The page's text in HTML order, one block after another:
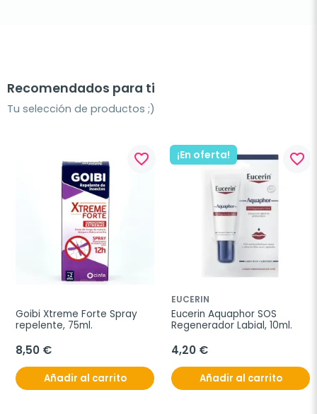
Recomendados para ti
Tu selección de productos ;)
favorite_border
Goibi Xtreme Forte Spray
repelente, 75ml.
8,50 €
Añadir al carrito
¡En oferta! favorite_border
EUCERIN
Eucerin Aquaphor SOS
Regenerador Labial, 10ml.
4,20 €
Añadir al carrito